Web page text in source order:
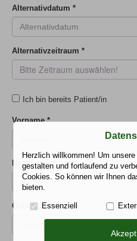
Alternativdatum *
Alternativzeitraum *
Bitte Zeitraum auswählen!
Ich bin bereits Patient/in
Vorname*
Nachname*
Geburtsdatum*
Herzlich willkommen! Um
gestalten und fortlaufend zu
Cookies. So können wir Ihnen
bieten.
Essenziell